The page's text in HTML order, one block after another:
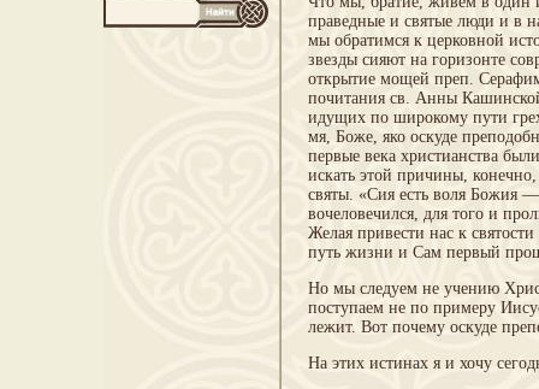
праведные и святые люди и в
мы обратимся к церковной
звезды сияют на горизонте
открытие мощей преп.
почитания св. Анны
идущих по широкому пути
мя, Боже, яко оскуде
первые века христианства
искать этой причины,
святы. «Сия есть воля Божия
вочеловечился, для того и
Желая привести нас к
путь жизни и Сам первый
Но мы следуем не учению
поступаем не по примеру
лежит. Вот почему оскуде
На этих истинах я и хочу